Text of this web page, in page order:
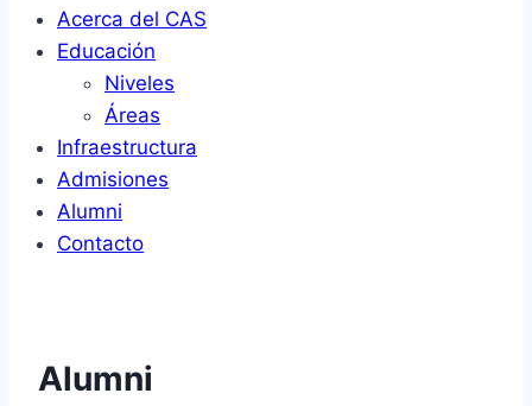
Acerca del CAS
Educación
Niveles
Áreas
Infraestructura
Admisiones
Alumni
Contacto
Alumni